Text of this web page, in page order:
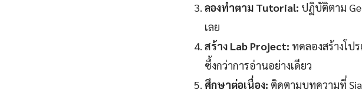
ลองทำตาม Tutorial: ปฏิบัติตาม
เลย
สร้าง Lab Project: ทดลองสร้างโป
ซึ้งกว่าการอ่านอย่างเดียว
ศึกษาต่อเนื่อง: ติดตามบทความที่